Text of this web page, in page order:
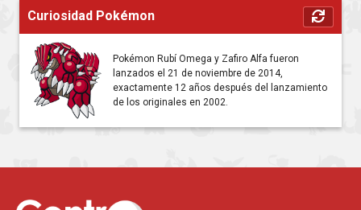
Curiosidad Pokémon
Pokémon Rubí Omega y Zafiro Alfa fueron
lanzados el 21 de noviembre de 2014,
exactamente 12 años después del lanzamiento
de los originales en 2002.